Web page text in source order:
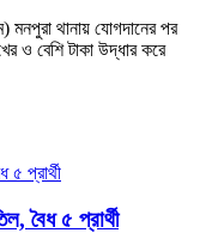
মনপুরা থানায় যোগদানের পর
ও বেশি টাকা উদ্ধার করে
বৈধ ৫ প্রার্থী